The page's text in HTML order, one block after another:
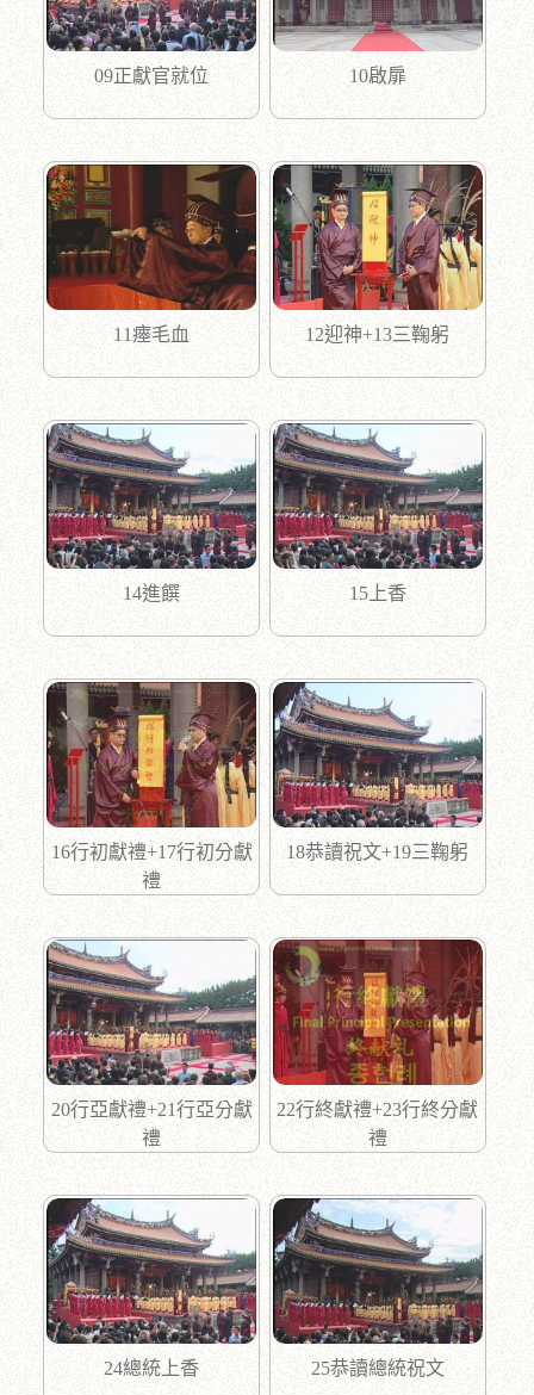
09正獻官就位 10啟扉
11瘞毛血 12迎神+13三鞠躬
14進饌 15上香
16行初獻禮+17行初分獻
禮
18恭讀祝文+19三鞠躬
20行亞獻禮+21行亞分獻
禮
22行終獻禮+23行終分獻
禮
24總統上香 25恭讀總統祝文